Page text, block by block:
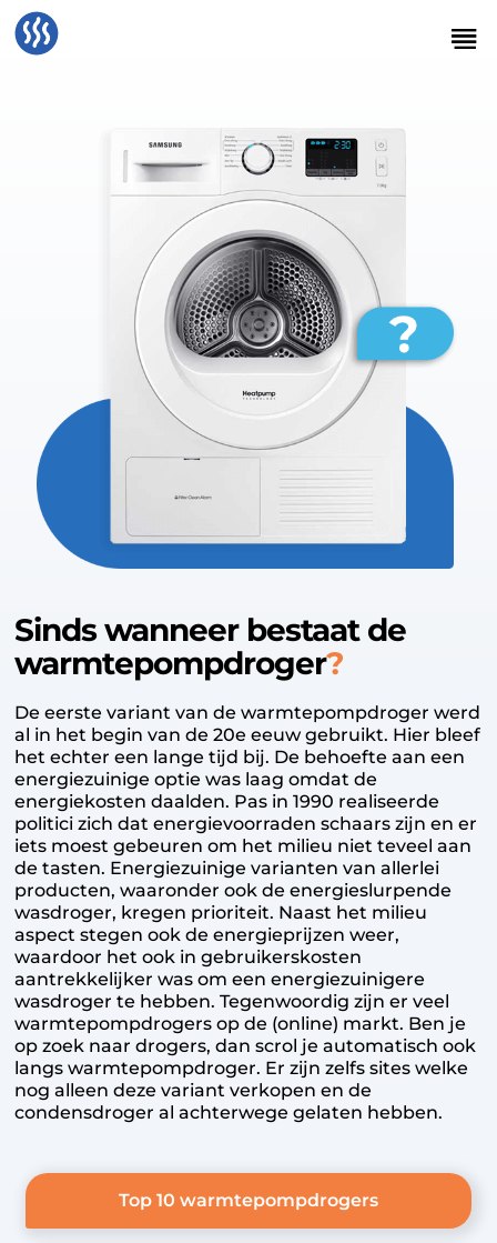
Sinds wanneer bestaat de
warmtepompdroger
De eerste variant van de warmtepompdroger werd
al in het begin van de 20e eeuw gebruikt. Hier bleef
het echter een lange tijd bij. De behoefte aan een
energiezuinige optie was laag omdat de
energiekosten daalden. Pas in 1990 realiseerde
politici zich dat energievoorraden schaars zijn en er
iets moest gebeuren om het milieu niet teveel aan
de tasten. Energiezuinige varianten van allerlei
producten, waaronder ook de energieslurpende
wasdroger, kregen prioriteit. Naast het milieu
aspect stegen ook de energieprijzen weer,
waardoor het ook in gebruikerskosten
aantrekkelijker was om een energiezuinigere
wasdroger te hebben. Tegenwoordig zijn er veel
warmtepompdrogers op de (online) markt. Ben je
op zoek naar drogers, dan scrol je automatisch ook
langs warmtepompdroger. Er zijn zelfs sites welke
nog alleen deze variant verkopen en de
condensdroger al achterwege gelaten hebben.
Top 10 warmtepompdrogers